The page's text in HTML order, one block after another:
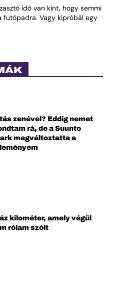
idő van kint, hogy semmi
futópadra. Vagy kipróbál egy
zenével? Eddig nemet
rá, de a Suunto
megváltoztatta a
kilométer, amely végül
rólam szólt